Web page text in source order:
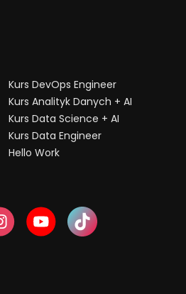
Kurs DevOps Engineer
Kurs Analityk Danych + AI
Kurs Data Science + AI
Kurs Data Engineer
Hello Work